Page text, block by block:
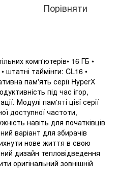
Порівняти
комп'ютерів• 16 ГБ •
штатні таймінги: CL16 •
пам'ять серії HyperX
під час ігор,
Модулі пам'яті цієї серії
доступної частоти,
навіть для початківців
варіант для збирачів
нове життя в свою
дизайн тепловідведення
оригінальний зовнішній